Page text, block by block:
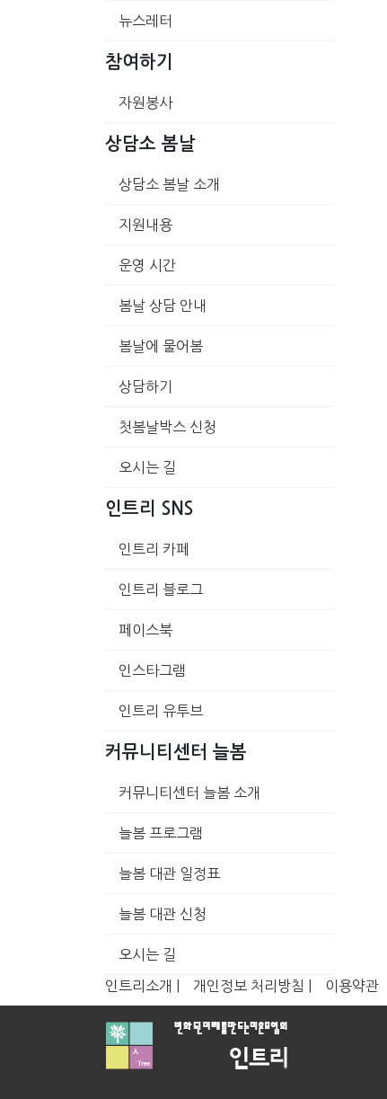
뉴스레터
참여하기
자원봉사
상담소 봄날
상담소 봄날 소개
지원내용
운영 시간
봄날 상담 안내
봄날에 물어봄
상담하기
첫봄날박스 신청
오시는 길
인트리 SNS
인트리 카페
인트리 블로그
페이스북
인스타그램
인트리 유투브
커뮤니티센터 늘봄
커뮤니티센터 늘봄 소개
늘봄 프로그램
늘봄 대관 일정표
늘봄 대관 신청
오시는 길
인트리소개 | 개인정보 처리방침 | 이용약관